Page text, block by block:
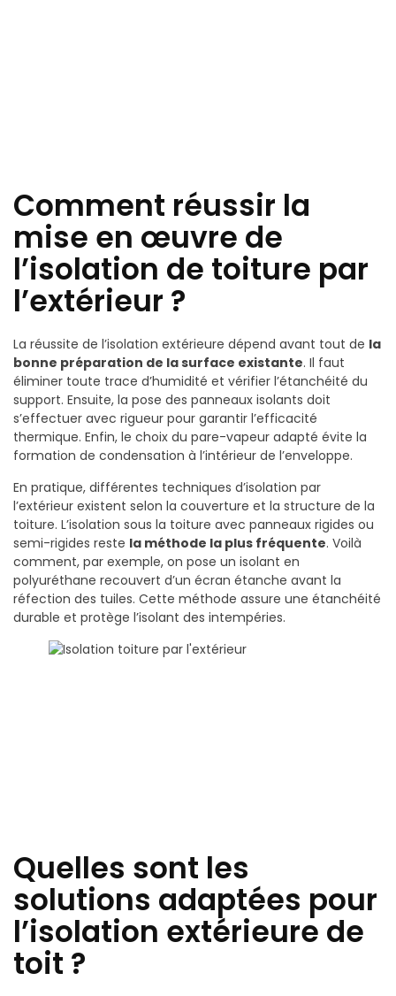
Comment réussir la
mise en œuvre de
l’isolation de toiture par
l’extérieur ?
La réussite de l’isolation extérieure dépend avant tout de la
bonne préparation de la surface existante. Il faut
éliminer toute trace d’humidité et vérifier l’étanchéité du
support. Ensuite, la pose des panneaux isolants doit
s’effectuer avec rigueur pour garantir l’efficacité
thermique. Enfin, le choix du pare-vapeur adapté évite la
formation de condensation à l’intérieur de l’enveloppe.
En pratique, différentes techniques d’isolation par
l’extérieur existent selon la couverture et la structure de la
toiture. L’isolation sous la toiture avec panneaux rigides ou
semi-rigides reste la méthode la plus fréquente. Voilà
comment, par exemple, on pose un isolant en
polyuréthane recouvert d’un écran étanche avant la
réfection des tuiles. Cette méthode assure une étanchéité
durable et protège l’isolant des intempéries.
Quelles sont les
solutions adaptées pour
l’isolation extérieure de
toit ?